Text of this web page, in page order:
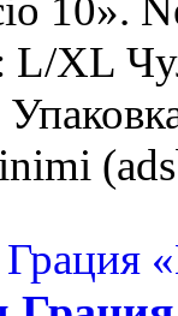
10».
L/XL